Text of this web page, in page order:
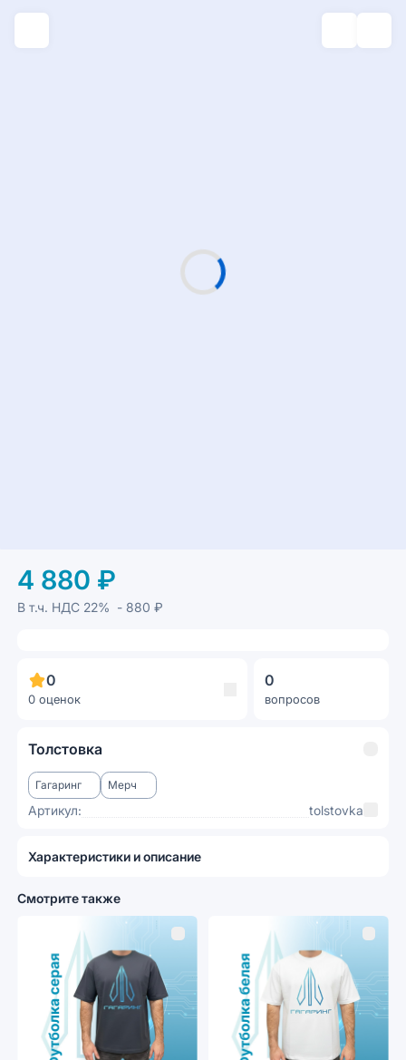
4 880 ₽
В т.ч. НДС 22% - 880 ₽
0
0 оценок
0
вопросов
Толстовка
Гагаринг Мерч
Артикул: tolstovka
Характеристики и описание
Смотрите также